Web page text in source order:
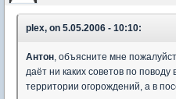
plex, on 5.05.2006 - 10:10:
Антон , объясните мне
даёт ни каких советов по
территории огорождений, а в